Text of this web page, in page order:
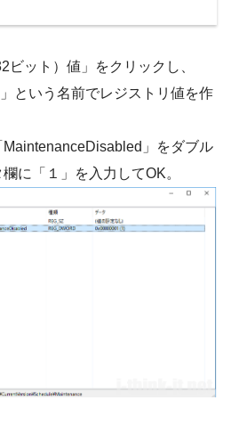
ビット）値」をクリックし、
という名前でレジストリ値を作
」をダブル
に「１」を入力してOK。